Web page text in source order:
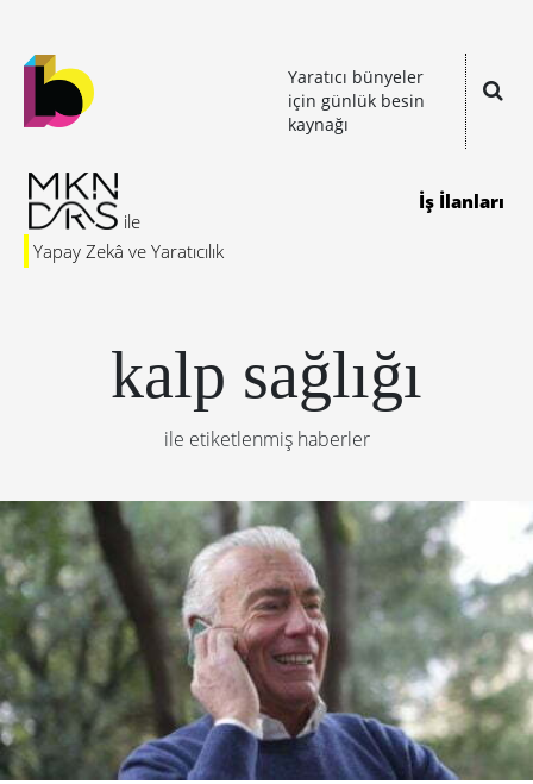
Yaratıcı bünyeler
için günlük besin
kaynağı
Yapay Zekâ ve Yaratıcılık
İş İlanları
kalp sağlığı
ile etiketlenmiş haberler